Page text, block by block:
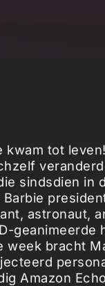
kwam tot
sindsdien in
Barbie
astronaut,
geanimeerde
week bracht
Amazon